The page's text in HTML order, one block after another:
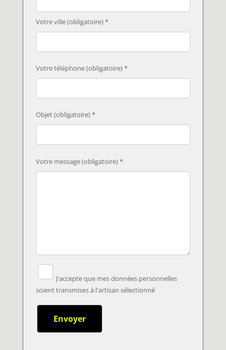
Votre ville (obligatoire) *
Votre téléphone (obligatoire) *
Objet (obligatoire) *
Votre message (obligatoire) *
J'accepte que mes données personnelles
soient transmises à l'artisan sélectionné